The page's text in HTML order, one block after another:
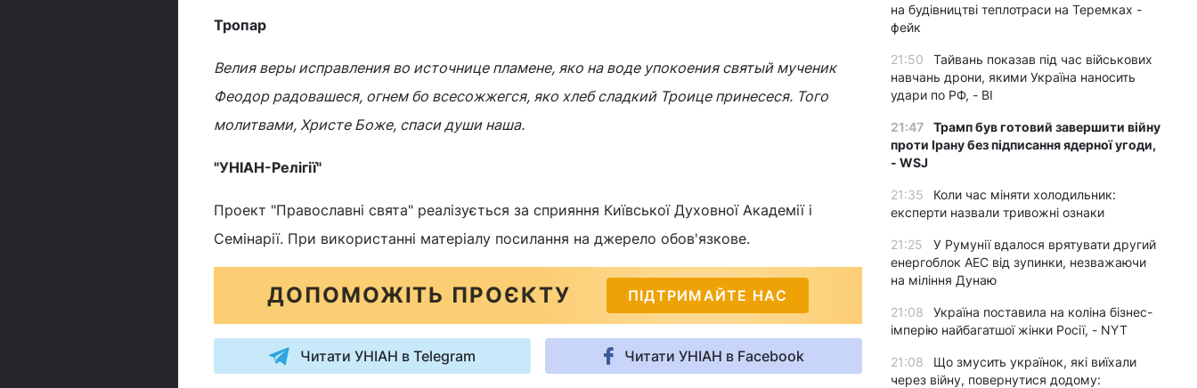
Тропар
Велия веры исправления во источнице пламене, яко на воде упокоения святый мученик
Феодор радовашеся, огнем бо всесожжегся, яко хлеб сладкий Троице принесеся. Того
молитвами, Христе Боже, спаси души наша.
"УНІАН-Релігії"
Проект "Православні свята" реалізується за сприяння Київської Духовної Академії і
Семінарії. При використанні матеріалу посилання на джерело обов'язкове.
ДОПОМОЖІТЬ ПРОЄКТУ ПІДТРИМАЙТЕ НАС
Читати УНІАН в Telegram Читати УНІАН в Facebook
на будівництві теплотраси на Теремках -
фейк
21:50
Тайвань показав під час військових
навчань дрони, якими Україна наносить
удари по РФ, - BI
21:47
Трамп був готовий завершити війну
проти Ірану без підписання ядерної угоди,
- WSJ
21:35
Коли час міняти холодильник:
експерти назвали тривожні ознаки
21:25
У Румунії вдалося врятувати другий
енергоблок АЕС від зупинки, незважаючи
на міління Дунаю
21:08
Україна поставила на коліна бізнес-
імперію найбагатшої жінки Росії, - NYT
21:08
Що змусить українок, які виїхали
через війну, повернутися додому: